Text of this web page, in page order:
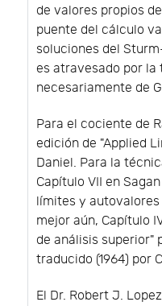
de valores propios
puente del cálculo
soluciones del
es atravesado por la
necesariamente de
Para el cociente de
edición de "Applied
Daniel. Para la
Capítulo VII en
límites y
mejor aún, Capítulo
de análisis superior"
traducido (1964) por
El Dr. Robert J.